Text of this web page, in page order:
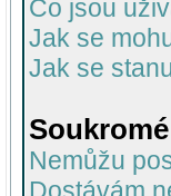
Co jsou
Jak se
Jak se
Nemůžu